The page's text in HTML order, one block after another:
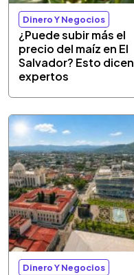
Dinero Y Negocios
¿Puede subir más el
precio del maíz en El
Salvador? Esto dicen
expertos
Dinero Y Negocios